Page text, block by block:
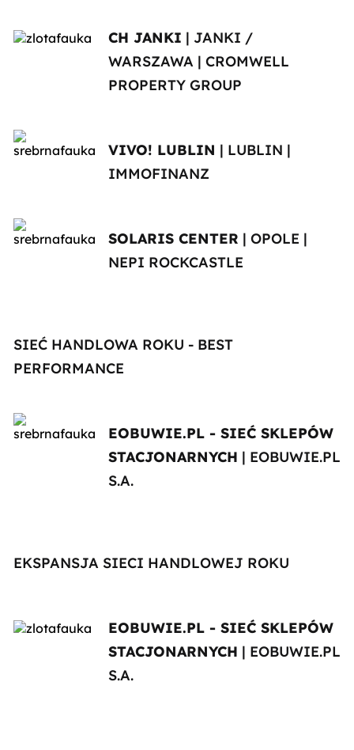
CH JANKI | JANKI /
WARSZAWA | CROMWELL
PROPERTY GROUP
VIVO! LUBLIN | LUBLIN |
IMMOFINANZ
SOLARIS CENTER | OPOLE |
NEPI ROCKCASTLE
SIEĆ HANDLOWA ROKU - BEST
PERFORMANCE
EOBUWIE.PL - SIEĆ SKLEPÓW
STACJONARNYCH | EOBUWIE.PL
S.A.
EKSPANSJA SIECI HANDLOWEJ ROKU
EOBUWIE.PL - SIEĆ SKLEPÓW
STACJONARNYCH | EOBUWIE.PL
S.A.